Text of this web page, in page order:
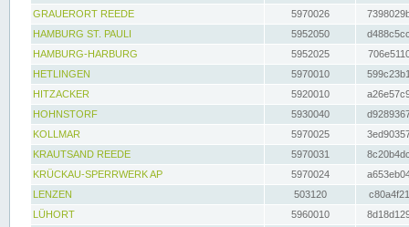
GRAUERORT REEDE
5970026
HAMBURG ST. PAULI
5952050
HAMBURG-HARBURG
5952025
HETLINGEN
5970010
HITZACKER
5920010
HOHNSTORF
5930040
KOLLMAR
5970025
KRAUTSAND REEDE
5970031
KRÜCKAU-SPERRWERK AP
5970024
LENZEN
503120
LÜHORT
5960010